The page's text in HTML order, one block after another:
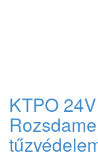
KTPO